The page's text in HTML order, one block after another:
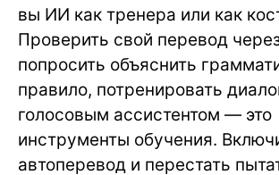
вы ИИ как тренера или как
Проверить свой перевод
попросить объяснить
правило, потренировать
голосовым ассистентом — это
инструменты обучения.
автоперевод и перестать